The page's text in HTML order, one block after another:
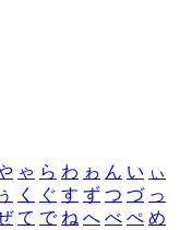
ゃ ら わ ゎ ん い ぃ
ぅ く ぐ す ず つ づ っ
て で ね へ べ ぺ め